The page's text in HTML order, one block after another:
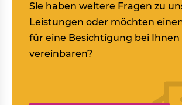
Sie haben weitere Fragen zu
Leistungen oder möchten
für eine Besichtigung bei Ihnen
vereinbaren?